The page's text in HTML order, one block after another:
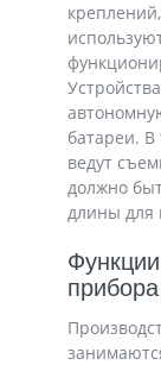
батареи.
ведут
должно
длины для
прибора